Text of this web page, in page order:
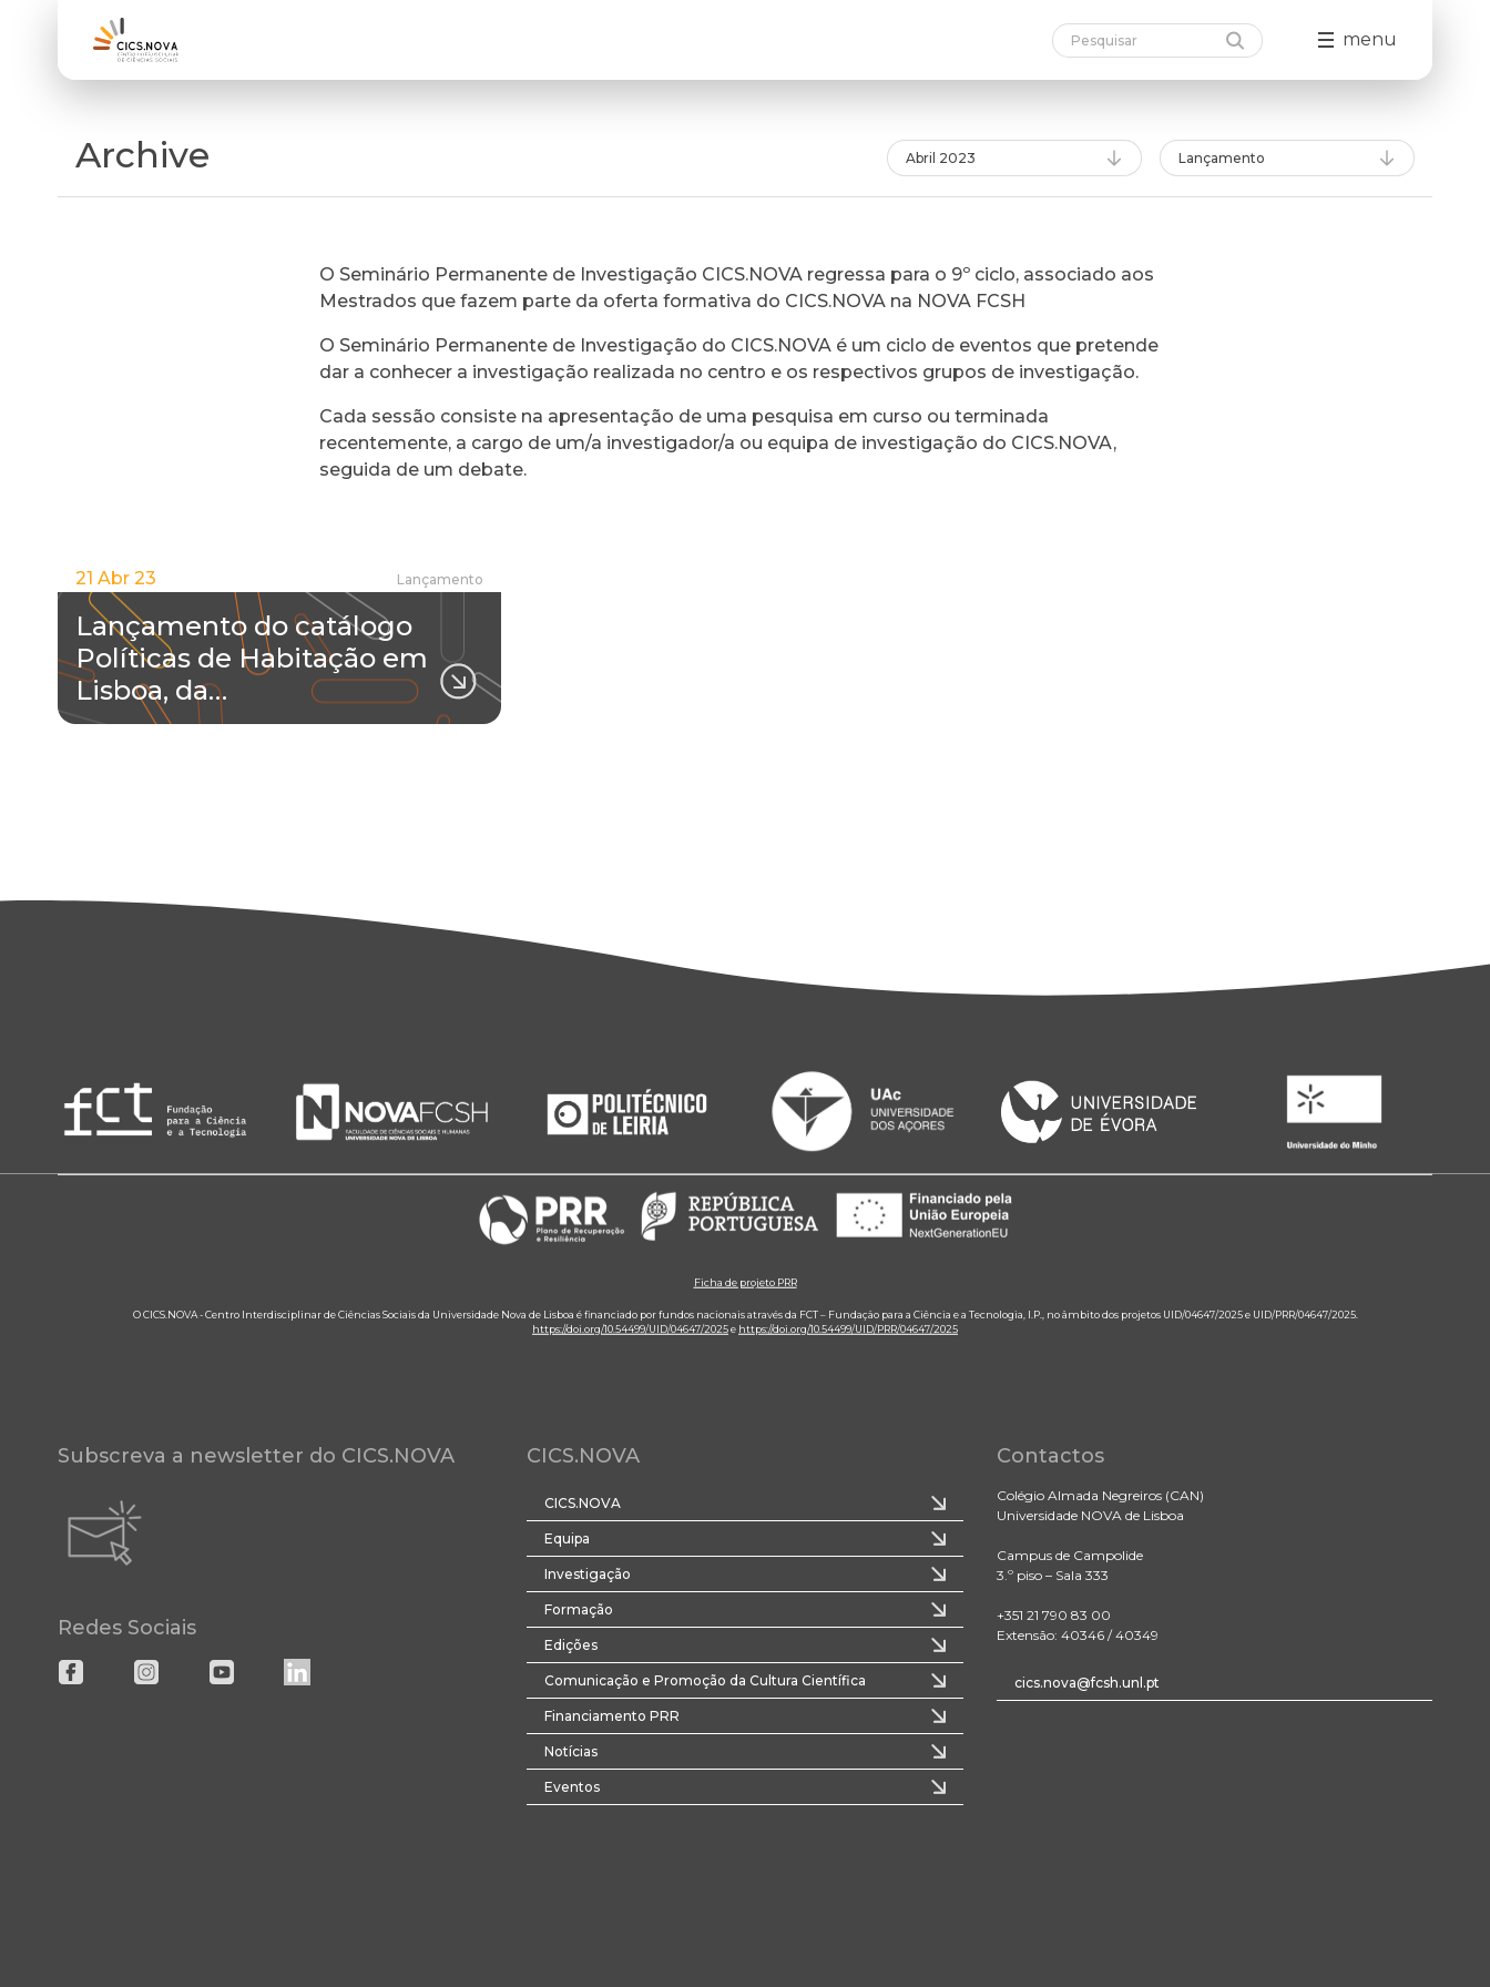
menu
Archive Abril 2023 Lançamento
O Seminário Permanente de Investigação CICS.NOVA regressa para o 9º ciclo, associado aos
Mestrados que fazem parte da oferta formativa do CICS.NOVA na NOVA FCSH
O Seminário Permanente de Investigação do CICS.NOVA é um ciclo de eventos que pretende
dar a conhecer a investigação realizada no centro e os respectivos grupos de investigação.
Cada sessão consiste na apresentação de uma pesquisa em curso ou terminada
recentemente, a cargo de um/a investigador/a ou equipa de investigação do CICS.NOVA,
seguida de um debate.
21 Abr 23 Lançamento
Lançamento do catálogo
Políticas de Habitação em
Lisboa, da…
Ficha de projeto PRR
O CICS.NOVA - Centro Interdisciplinar de Ciências Sociais da Universidade Nova de Lisboa é financiado por fundos nacionais através da FCT – Fundação para a Ciência e a Tecnologia, I.P., no âmbito dos projetos UID/04647/2025 e UID/PRR/04647/2025.
https://doi.org/10.54499/UID/04647/2025e https://doi.org/10.54499/UID/PRR/04647/2025
Subscreva a newsletter do CICS.NOVA
Redes Sociais
CICS.NOVA
CICS.NOVA
Equipa
Investigação
Formação
Edições
Comunicação e Promoção da Cultura Científica
Financiamento PRR
Notícias
Eventos
Contactos
Colégio Almada Negreiros (CAN)
Universidade NOVA de Lisboa
Campus de Campolide
3.º piso – Sala 333
+351 21 790 83 00
Extensão: 40346 / 40349
cics.nova@fcsh.unl.pt